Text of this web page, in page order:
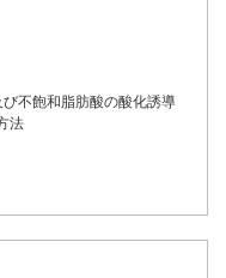
不飽和脂肪酸の酸化誘導
法